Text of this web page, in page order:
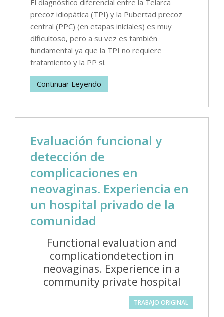
precoz idiopática (TPI) y la Pubertad precoz
central (PPC) (en etapas iniciales) es muy
dificultoso, pero a su vez es también
fundamental ya que la TPI no requiere
tratamiento y la PP sí.
Continuar Leyendo
Evaluación funcional y
detección de
complicaciones en
neovaginas. Experiencia en
un hospital privado de la
comunidad
Functional evaluation and
complicationdetection in
neovaginas. Experience in a
community private hospital
TRABAJO ORIGINAL